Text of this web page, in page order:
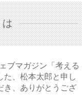
は
ブマガジン「考える
た、松本太郎と申し
き、ありがとうござ